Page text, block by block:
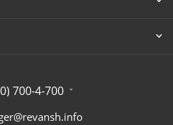
700-4-700